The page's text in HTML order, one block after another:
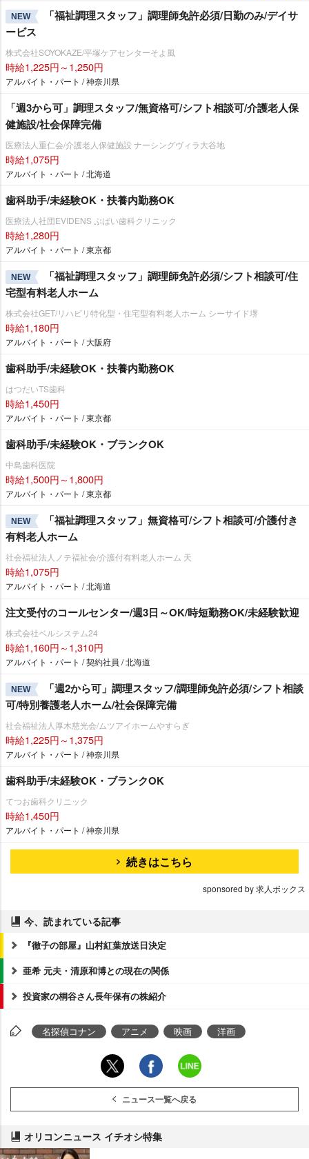
NEW
「福祉調理スタッフ」調理師免許必須/日勤のみ/デイサ
ービス
株式会社SOYOKAZE/平塚ケアセンターそよ風
時給1,225円～1,250円
アルバイト・パート / 神奈川県
「週3から可」調理スタッフ/無資格可/シフト相談可/介護老人保
健施設/社会保障完備
医療法人重仁会/介護老人保健施設 ナーシングヴィラ大谷地
時給1,075円
アルバイト・パート / 北海道
歯科助手/未経験OK・扶養内勤務OK
医療法人社団EVIDENS ぶばい歯科クリニック
時給1,280円
アルバイト・パート / 東京都
NEW
「福祉調理スタッフ」調理師免許必須/シフト相談可/住
宅型有料老人ホーム
株式会社GET/リハビリ特化型・住宅型有料老人ホーム シーサイド堺
時給1,180円
アルバイト・パート / 大阪府
歯科助手/未経験OK・扶養内勤務OK
はつだいTS歯科
時給1,450円
アルバイト・パート / 東京都
歯科助手/未経験OK・ブランクOK
中島歯科医院
時給1,500円～1,800円
アルバイト・パート / 東京都
NEW
「福祉調理スタッフ」無資格可/シフト相談可/介護付き
有料老人ホーム
社会福祉法人ノテ福祉会/介護付有料老人ホーム 天
時給1,075円
アルバイト・パート / 北海道
注文受付のコールセンター/週3日～OK/時短勤務OK/未経験歓迎
株式会社ベルシステム24
時給1,160円～1,310円
アルバイト・パート / 契約社員 / 北海道
NEW
「週2から可」調理スタッフ/調理師免許必須/シフト相談
可/特別養護老人ホーム/社会保障完備
社会福祉法人厚木慈光会/ムツアイホームやすらぎ
時給1,225円～1,375円
アルバイト・パート / 神奈川県
歯科助手/未経験OK・ブランクOK
てつお歯科クリニック
時給1,450円
アルバイト・パート / 神奈川県
続きはこちら
sponsored by 求人ボックス
今、読まれている記事
『徹子の部屋』山村紅葉放送日決定
亜希 元夫・清原和博との現在の関係
投資家の桐谷さん長年保有の株紹介
名探偵コナン アニメ 映画 洋画
ニュース一覧へ戻る
オリコンニュース イチオシ特集